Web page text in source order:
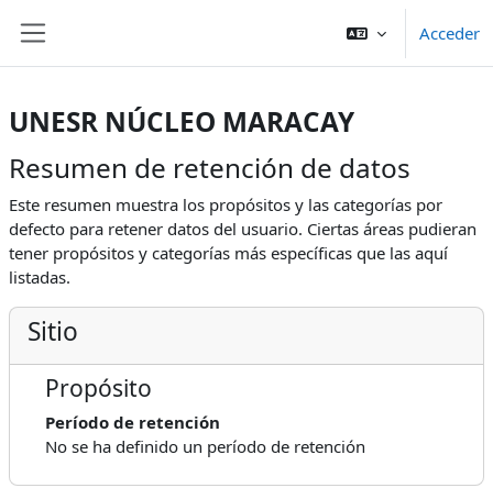
Acceder
UNESR NÚCLEO MARACAY
Resumen de retención de datos
Este resumen muestra los propósitos y las categorías por
defecto para retener datos del usuario. Ciertas áreas pudieran
tener propósitos y categorías más específicas que las aquí
listadas.
Sitio
Propósito
Período de retención
No se ha definido un período de retención